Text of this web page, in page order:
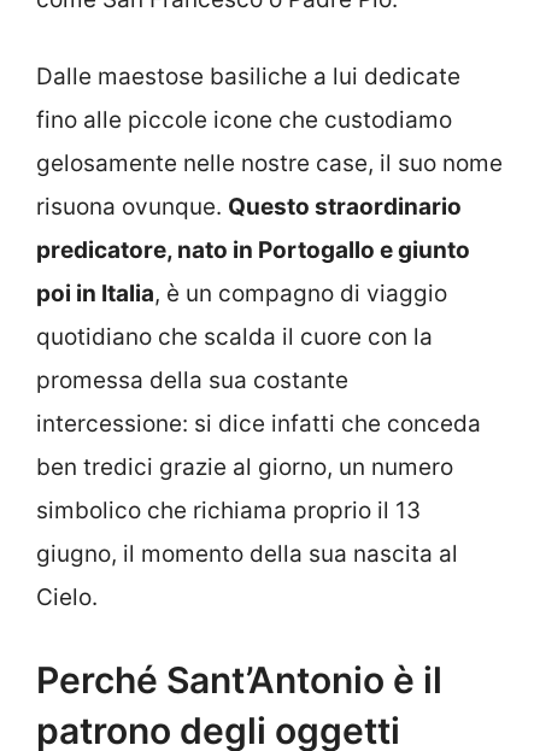
Dalle maestose basiliche a lui dedicate
fino alle piccole icone che custodiamo
gelosamente nelle nostre case, il suo nome
risuona ovunque. Questo straordinario
predicatore, nato in Portogallo e giunto
poi in Italia, è un compagno di viaggio
quotidiano che scalda il cuore con la
promessa della sua costante
intercessione: si dice infatti che conceda
ben tredici grazie al giorno, un numero
simbolico che richiama proprio il 13
giugno, il momento della sua nascita al
Cielo.
Perché Sant’Antonio è il
patrono degli oggetti